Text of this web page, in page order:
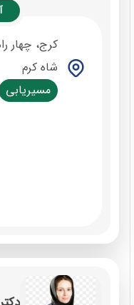
کرج، چهار
شاه کرم
مسیریابی